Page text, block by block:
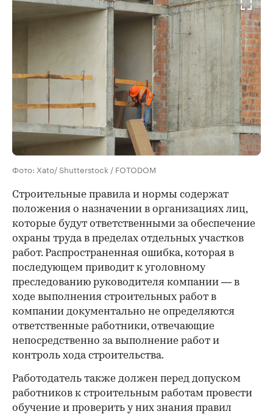
Фото: Xato/ Shutterstock / FOTODOM
Строительные правила и нормы содержат
положения о назначении в организациях лиц,
которые будут ответственными за обеспечение
охраны труда в пределах отдельных участков
работ. Распространенная ошибка, которая в
последующем приводит к уголовному
преследованию руководителя компании — в
ходе выполнения строительных работ в
компании документально не определяются
ответственные работники, отвечающие
непосредственно за выполнение работ и
контроль хода строительства.
Работодатель также должен перед допуском
работников к строительным работам провести
обучение и проверить у них знания правил